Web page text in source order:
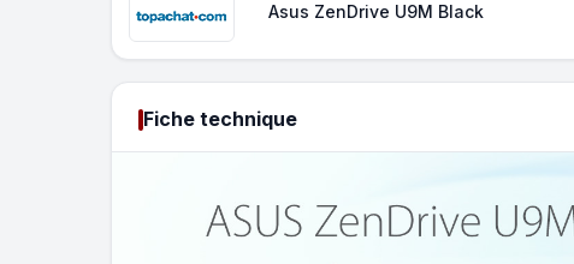
Asus ZenDrive U9M Black
Fiche technique